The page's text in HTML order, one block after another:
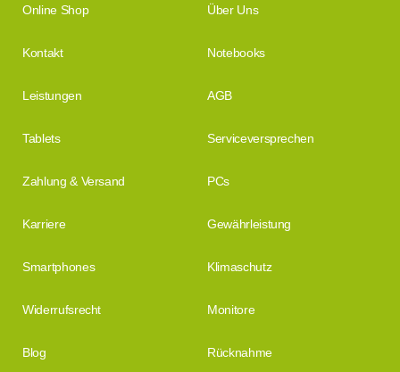
Online Shop Über Uns
Kontakt Notebooks
Leistungen AGB
Tablets Serviceversprechen
Zahlung & Versand PCs
Karriere Gewährleistung
Smartphones Klimaschutz
Widerrufsrecht Monitore
Blog Rücknahme